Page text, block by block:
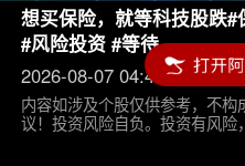
想买保险，就等科技股跌#
#风险投资 #等待
2026-08-07 04:45
内容如涉及个股仅供参考，不构
议！投资风险自负。投资有风险